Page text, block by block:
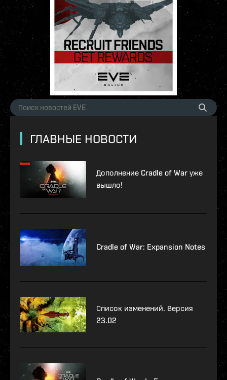
ГЛАВНЫЕ НОВОСТИ
Дополнение Cradle of War уже
вышло!
Cradle of War: Expansion Notes
Список изменений. Версия
23.02